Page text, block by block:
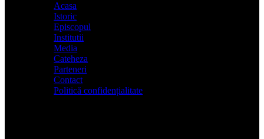
Acasa
Istoric
Episcopul
Institutii
Media
Cateheza
Parteneri
Contact
Politică confidențialitate